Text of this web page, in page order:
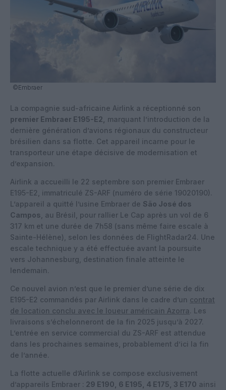
©Embraer
La compagnie sud-africaine Airlink a réceptionné son
premier Embraer E195-E2,
marquant l’introduction de la
dernière génération d’avions régionaux du constructeur
brésilien dans sa flotte. Cet appareil incarne pour le
transporteur une étape décisive de modernisation et
d’expansion.
Airlink a accueilli le 22 septembre son premier Embraer
E195-E2, immatriculé ZS-ARF (numéro de série 19020190).
L’appareil a quitté l’usine Embraer de São José dos
Campos , au Brésil, pour rallier Le Cap après un vol de 6
317 km et une durée de 7h58 (sans même faire escale à
Sainte-Hélène), selon les données de FlightRadar24. Une
escale technique y a été effectuée avant la poursuite
vers Johannesburg, destination finale atteinte le
lendemain.
Ce nouvel avion n’est que le premier d’une série de dix
E195-E2 commandés par Airlink dans le cadre d’un contrat
de location conclu avec le loueur américain Azorra. Les
livraisons s’échelonneront de la fin 2025 jusqu’à 2027.
L’entrée en service commercial du ZS-ARF est attendue
dans les prochaines semaines, probablement d’ici la fin
de l’année.
La flotte actuelle d’Airlink se compose exclusivement
d’appareils Embraer : 29 E190, 6 E195, 4 E175, 3 E170 ainsi